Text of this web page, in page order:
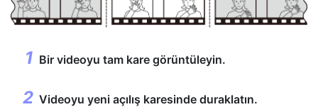
Bir videoyu tam kare görüntüleyin.
Videoyu yeni açılış karesinde duraklatın.